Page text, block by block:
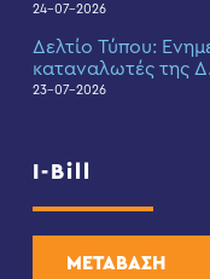
24-07-2026
Δελτίο Τύπου:
καταναλωτές της
23-07-2026
I-Bill
ΜΕΤΑΒΑΣΗ